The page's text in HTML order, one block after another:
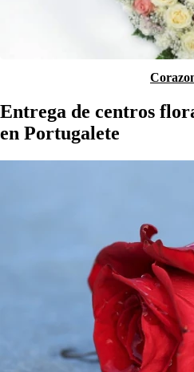
Entrega de centros
en Portugalete